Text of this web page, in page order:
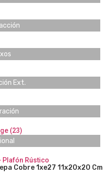
Ext.
Plafón Rústico
Cobre 1xe27 11x20x20 Cm